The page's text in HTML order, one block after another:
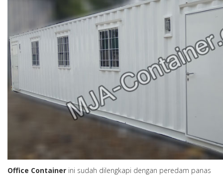
Office Container ini sudah dilengkapi dengan peredam panas